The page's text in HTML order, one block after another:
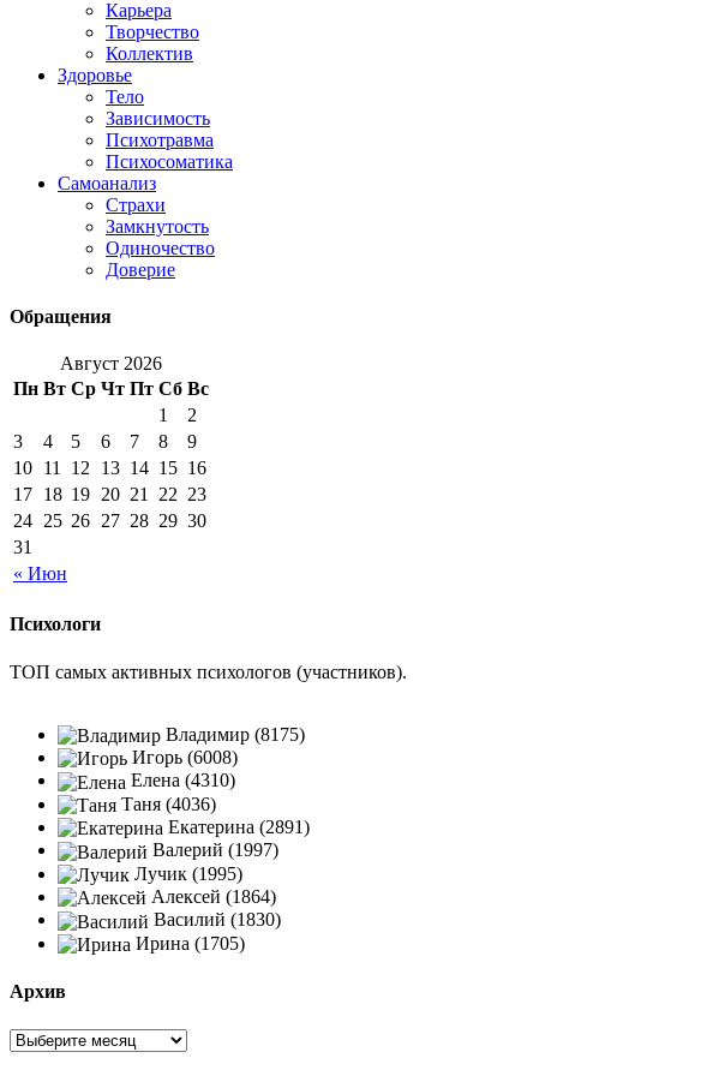
Карьера
Творчество
Коллектив
Здоровье
Тело
Зависимость
Психотравма
Психосоматика
Самоанализ
Страхи
Замкнутость
Одиночество
Доверие
Обращения
Август 2026
Пн Вт Ср Чт Пт Сб Вс
« Июн
1
2
3
4 5 6 7 8
9
10 11 12 13 14 15 16
17 18 19 20 21 22 23
24 25 26 27 28 29 30
31
Психологи
ТОП самых активных психологов (участников).
Владимир (8175)
Игорь (6008)
Елена (4310)
Таня (4036)
Екатерина (2891)
Валерий (1997)
Лучик (1995)
Алексей (1864)
Василий (1830)
Ирина (1705)
Архив